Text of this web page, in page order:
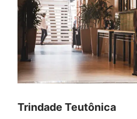
Trindade Teutônica